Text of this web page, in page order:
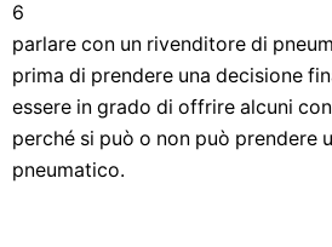
6
parlare con un rivenditore di
prima di prendere una decisione
essere in grado di offrire alcuni
perché si può o non può prendere
pneumatico.